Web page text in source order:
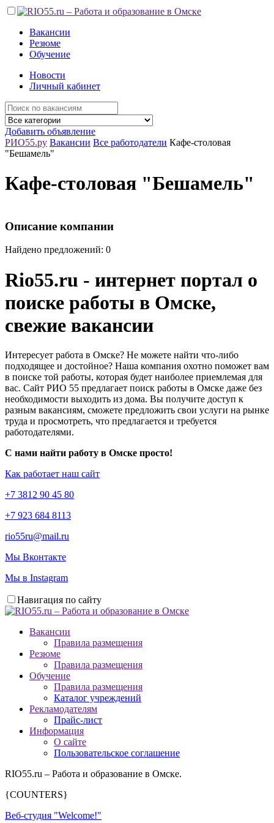
Вакансии
Резюме
Обучение
Новости
Личный кабинет
Добавить объявление
РИО55.ру Вакансии Все работодатели Кафе-столовая
"Бешамель"
Кафе-столовая "Бешамель"
Описание компании
Найдено предложений: 0
Rio55.ru - интернет портал о
поиске работы в Омске,
свежие вакансии
Интересует работа в Омске? Не можете найти что-либо
подходящее и достойное? Наша компания охотно поможет вам
в поиске той работы, которая будет наиболее приемлемая для
вас. Сайт РИО 55 предлагает поиск работы в Омске даже без
необходимости выходить из дома. Вы получите доступ к
разным вакансиям, сможете предложить свои услуги на рынке
труда и просмотреть, что предлагается и требуется
работодателями.
С нами найти работу в Омске просто!
Как работает наш сайт
+7 3812 90 45 80
+7 923 684 8113
rio55ru@mail.ru
Мы Вконтакте
Мы в Instagram
Навигация по сайту
Вакансии
Правила размещения
Резюме
Правила размещения
Обучение
Правила размещения
Каталог учреждений
Рекламодателям
Прайс-лист
Информация
О сайте
Пользовательское соглашение
RIO55.ru – Работа и образование в Омске.
{COUNTERS}
Веб-студия "Welcome!"